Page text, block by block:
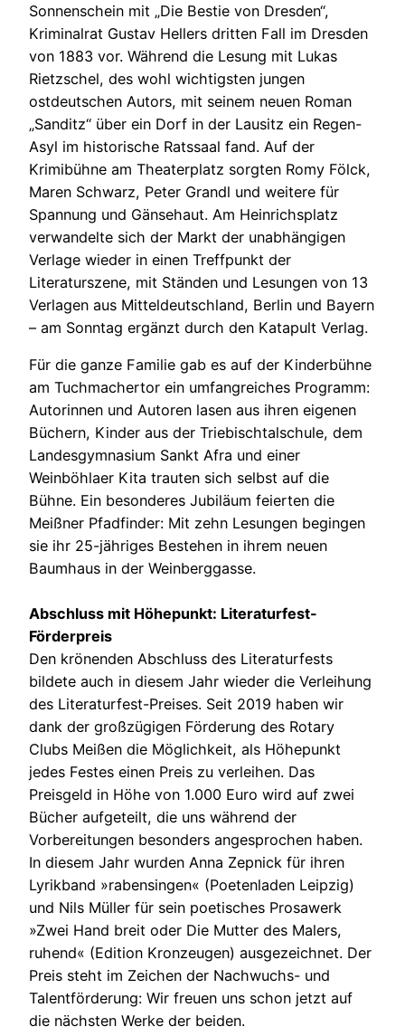
Sonnenschein mit „Die Bestie von Dresden“,
Kriminalrat Gustav Hellers dritten Fall im Dresden
von 1883 vor. Während die Lesung mit Lukas
Rietzschel, des wohl wichtigsten jungen
ostdeutschen Autors, mit seinem neuen Roman
„Sanditz“ über ein Dorf in der Lausitz ein Regen-
Asyl im historische Ratssaal fand. Auf der
Krimibühne am Theaterplatz sorgten Romy Fölck,
Maren Schwarz, Peter Grandl und weitere für
Spannung und Gänsehaut. Am Heinrichsplatz
verwandelte sich der Markt der unabhängigen
Verlage wieder in einen Treffpunkt der
Literaturszene, mit Ständen und Lesungen von 13
Verlagen aus Mitteldeutschland, Berlin und Bayern
– am Sonntag ergänzt durch den Katapult Verlag.
Für die ganze Familie gab es auf der Kinderbühne
am Tuchmachertor ein umfangreiches Programm:
Autorinnen und Autoren lasen aus ihren eigenen
Büchern, Kinder aus der Triebischtalschule, dem
Landesgymnasium Sankt Afra und einer
Weinböhlaer Kita trauten sich selbst auf die
Bühne. Ein besonderes Jubiläum feierten die
Meißner Pfadfinder: Mit zehn Lesungen begingen
sie ihr 25-jähriges Bestehen in ihrem neuen
Baumhaus in der Weinberggasse.
Abschluss mit Höhepunkt: Literaturfest-
Förderpreis
Den krönenden Abschluss des Literaturfests
bildete auch in diesem Jahr wieder die Verleihung
des Literaturfest-Preises. Seit 2019 haben wir
dank der großzügigen Förderung des Rotary
Clubs Meißen die Möglichkeit, als Höhepunkt
jedes Festes einen Preis zu verleihen. Das
Preisgeld in Höhe von 1.000 Euro wird auf zwei
Bücher aufgeteilt, die uns während der
Vorbereitungen besonders angesprochen haben.
In diesem Jahr wurden Anna Zepnick für ihren
Lyrikband »rabensingen« (Poetenladen Leipzig)
und Nils Müller für sein poetisches Prosawerk
»Zwei Hand breit oder Die Mutter des Malers,
ruhend« (Edition Kronzeugen) ausgezeichnet. Der
Preis steht im Zeichen der Nachwuchs- und
Talentförderung: Wir freuen uns schon jetzt auf
die nächsten Werke der beiden.